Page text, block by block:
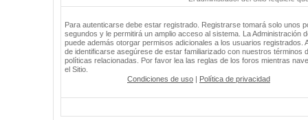
Para autenticarse debe estar registrado. Registrarse tomará solo unos
segundos y le permitirá un amplio acceso al sistema. La Administración
puede además otorgar permisos adicionales a los usuarios registrados.
de identificarse asegúrese de estar familiarizado con nuestros términos
políticas relacionadas. Por favor lea las reglas de los foros mientras
el Sitio.
Condiciones de uso | Política de privacidad